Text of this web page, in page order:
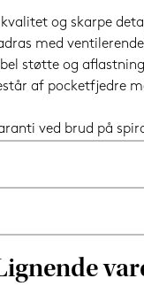
og skarpe
med
støtte og
af
ved brud på